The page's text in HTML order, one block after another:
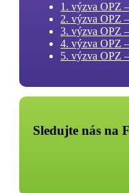
1. výzva OPZ
2. výzva OPZ
3. výzva OPZ
4. výzva OPZ
5. výzva OPZ
Sledujte nás na